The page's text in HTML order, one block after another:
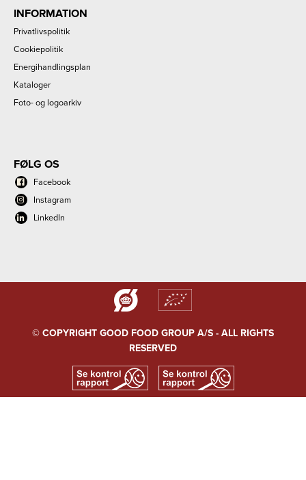
INFORMATION
Privatlivspolitik
Cookiepolitik
Energihandlingsplan
Kataloger
Foto- og logoarkiv
FØLG OS
Facebook
Instagram
LinkedIn
© COPYRIGHT GOOD FOOD GROUP A/S - ALL RIGHTS
RESERVED